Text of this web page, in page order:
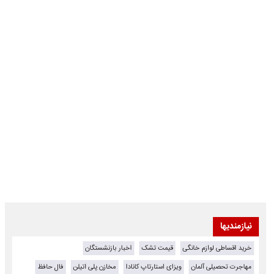
نیازمندیها
خرید اقساطی لوازم خانگی قیمت تشک
اخبار بازنشستگان
مهاجرت تحصیلی آلمان
ویزای استارتاپ کانادا مخازن پلی اتیلن
فال حافظ